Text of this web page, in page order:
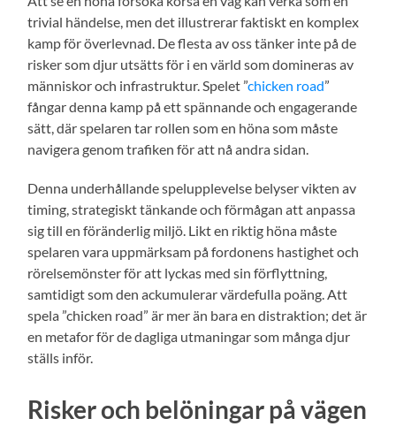
trivial händelse, men det illustrerar faktiskt en komplex
kamp för överlevnad. De flesta av oss tänker inte på de
risker som djur utsätts för i en värld som domineras av
människor och infrastruktur. Spelet ”chicken road”
fångar denna kamp på ett spännande och engagerande
sätt, där spelaren tar rollen som en höna som måste
navigera genom trafiken för att nå andra sidan.
Denna underhållande spelupplevelse belyser vikten av
timing, strategiskt tänkande och förmågan att anpassa
sig till en föränderlig miljö. Likt en riktig höna måste
spelaren vara uppmärksam på fordonens hastighet och
rörelsemönster för att lyckas med sin förflyttning,
samtidigt som den ackumulerar värdefulla poäng. Att
spela ”chicken road” är mer än bara en distraktion; det är
en metafor för de dagliga utmaningar som många djur
ställs inför.
Risker och belöningar på vägen